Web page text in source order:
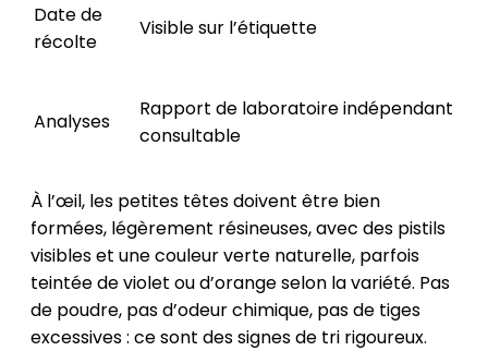
Date de
récolte
Visible sur l’étiquette
Analyses
Rapport de laboratoire indépendant
consultable
À l’œil, les petites têtes doivent être bien
formées, légèrement résineuses, avec des pistils
visibles et une couleur verte naturelle, parfois
teintée de violet ou d’orange selon la variété. Pas
de poudre, pas d’odeur chimique, pas de tiges
excessives : ce sont des signes de tri rigoureux.